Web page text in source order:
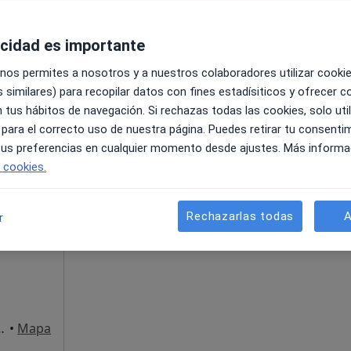
30 €
LOCAL 8, Dos Hermanas • Mapa
La reserva de cita online no está
Pedir una cita
es importante
permites a nosotros y a nuestros colaboradores utilizar
similares) para recopilar datos con fines estadísiticos y ofrecer
tus hábitos de navegación. Si rechazas todas las cookies, solo
el correcto uso de nuestra página. Puedes retirar tu
preferencias en cualquier momento desde ajustes. Más
Rechazarlas todas